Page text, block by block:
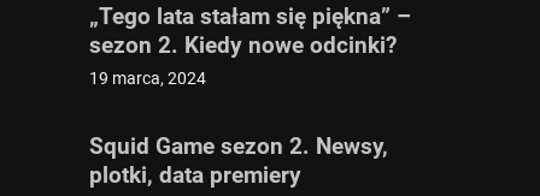
„Tego lata stałam się piękna” –
sezon 2. Kiedy nowe odcinki?
19 marca, 2024
Squid Game sezon 2. Newsy,
plotki, data premiery